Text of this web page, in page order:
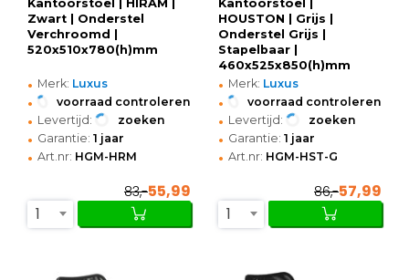
Kantoorstoel | HIRAM |
Zwart | Onderstel
Verchroomd |
520x510x780(h)mm
• Merk: Luxus
• voorraad controleren
• Levertijd: zoeken
• Garantie: 1 jaar
• Art.nr: HGM-HRM
83,-55,99
1
Kantoorstoel |
HOUSTON | Grijs |
Onderstel Grijs |
Stapelbaar |
460x525x850(h)mm
• Merk: Luxus
• voorraad controleren
• Levertijd: zoeken
• Garantie: 1 jaar
• Art.nr: HGM-HST-G
86,-57,99
1